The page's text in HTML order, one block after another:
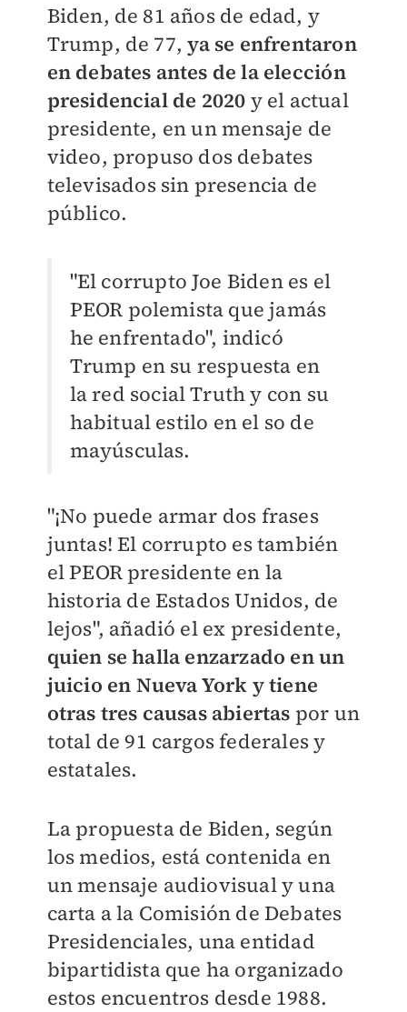
Biden, de 81 años de edad, y
Trump, de 77,ya se enfrentaron
en debates antes de la elección
presidencial de 2020 y el actual
presidente, en un mensaje de
video, propuso dos debates
televisados sin presencia de
público.
"El corrupto Joe Biden es el
PEOR polemista que jamás
he enfrentado", indicó
Trump en su respuesta en
la red social Truth y con su
habitual estilo en el so de
mayúsculas.
"¡No puede armar dos frases
juntas! El corrupto es también
el PEOR presidente en la
historia de Estados Unidos, de
lejos", añadió el ex presidente,
quien se halla enzarzado en un
juicio en Nueva York y tiene
otras tres causas abiertas por un
total de 91 cargos federales y
estatales.
La propuesta de Biden, según
los medios, está contenida en
un mensaje audiovisual y una
carta a la Comisión de Debates
Presidenciales, una entidad
bipartidista que ha organizado
estos encuentros desde 1988.